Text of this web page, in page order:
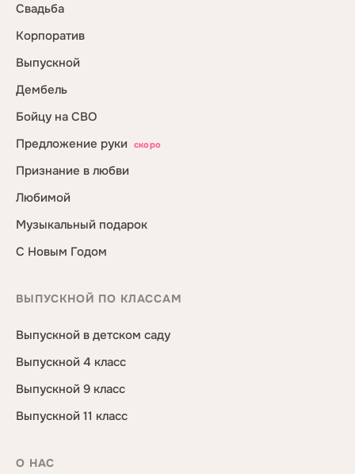
Свадьба
Корпоратив
Выпускной
Дембель
Бойцу на СВО
Предложение руки
скоро
Признание в любви
Любимой
Музыкальный подарок
С Новым Годом
ВЫПУСКНОЙ ПО КЛАССАМ
Выпускной в детском саду
Выпускной 4 класс
Выпускной 9 класс
Выпускной 11 класс
О НАС